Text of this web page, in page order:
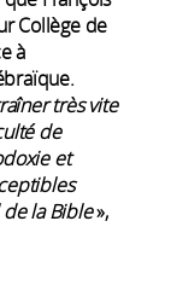
Collège de
à
très vite
de
et
de la Bible»,